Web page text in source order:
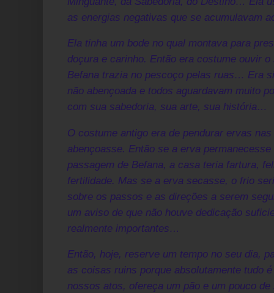
as energias negativas que se acumulavam
Ela tinha um bode no qual montava para
doçura e carinho. Então era costume ouvir
Befana trazia no pescoço pelas ruas… Era
não abençoada e todos aguardavam muito
com sua sabedoria, sua arte, sua história…
O costume antigo era de pendurar ervas
abençoasse. Então se a erva
passagem de Befana, a casa teria fartura,
fertilidade. Mas se a erva secasse, o frio
sobre os passos e as direções a serem
um aviso de que não houve dedicação
realmente importantes…
Então, hoje, reserve um tempo no seu dia,
as coisas ruins porque absolutamente tudo
nossos atos, ofereça um pão e um pouco